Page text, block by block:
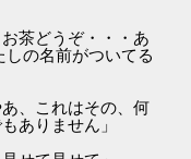
茶どうぞ・・・あ
の名前がついてる
、これはその、何
ありません」